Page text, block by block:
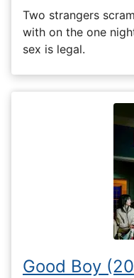
Two strangers
with on the one
sex is legal.
Good Boy